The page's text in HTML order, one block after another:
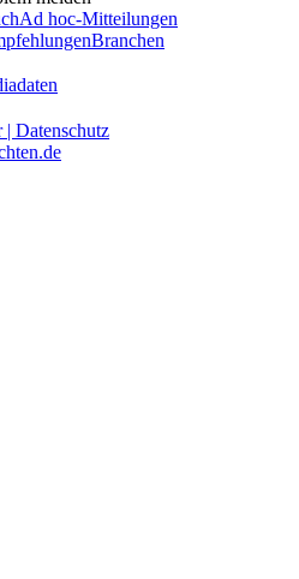
Ad hoc-Mitteilungen
Branchen
Datenschutz